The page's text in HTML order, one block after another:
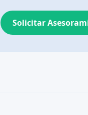
Solicitar